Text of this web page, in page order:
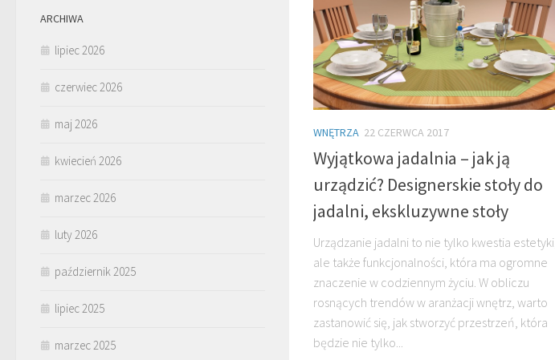
WNĘTRZA 22 CZERWCA 2017
Wyjątkowa jadalnia – jak ją
urządzić? Designerskie stoły do
jadalni, ekskluzywne stoły
Urządzanie jadalni to nie tylko kwestia estetyki,
ale także funkcjonalności, która ma ogromne
znaczenie w codziennym życiu. W obliczu
rosnących trendów w aranżacji wnętrz, warto
zastanowić się, jak stworzyć przestrzeń, która
będzie nie tylko...
ARCHIWA
lipiec 2026
czerwiec 2026
maj 2026
kwiecień 2026
marzec 2026
luty 2026
październik 2025
lipiec 2025
marzec 2025